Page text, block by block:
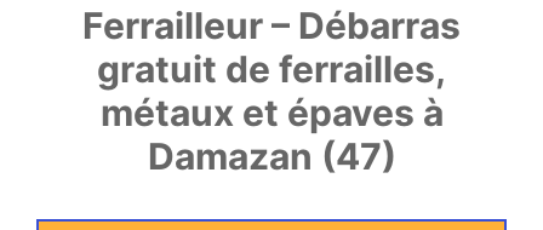
Ferrailleur – Débarras
gratuit de ferrailles,
métaux et épaves à
Damazan (47)